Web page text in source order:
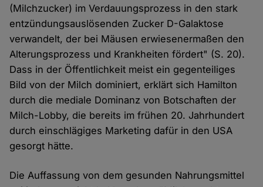
(Milchzucker) im Verdauungsprozess in den stark
entzündungsauslösenden Zucker D-Galaktose
verwandelt, der bei Mäusen erwiesenermaßen den
Alterungsprozess und Krankheiten fördert" (S. 20).
Dass in der Öffentlichkeit meist ein gegenteiliges
Bild von der Milch dominiert, erklärt sich Hamilton
durch die mediale Dominanz von Botschaften der
Milch-Lobby, die bereits im frühen 20. Jahrhundert
durch einschlägiges Marketing dafür in den USA
gesorgt hätte.
Die Auffassung von dem gesunden Nahrungsmittel